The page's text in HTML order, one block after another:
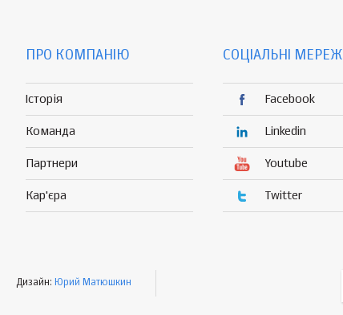
ПРО КОМПАНІЮ
Історія
Команда
Партнери
Кар'єра
СОЦІАЛЬНІ МЕРЕЖІ
Facebook
Linkedin
Youtube
Twitter
Дизайн: Юрий Матюшкин